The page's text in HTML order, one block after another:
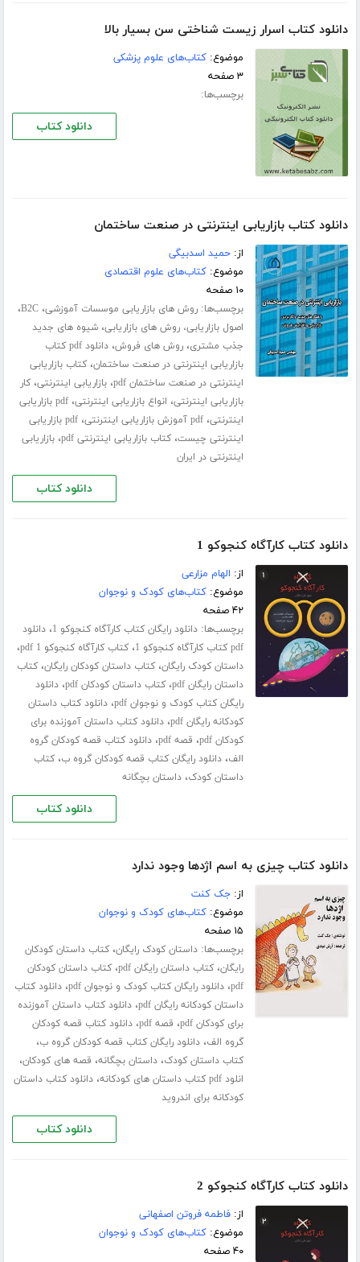
دانلود کتاب اسرار زیست شناختی سن بسیار بالا
موضوع:کتاب‌های علوم پزشکی
۳ صفحه
برچسب‌ها:
دانلود کتاب
دانلود کتاب بازاریابی اینترنتی در صنعت ساختمان
از:حمید اسدبیگی
موضوع:کتاب‌های علوم اقتصادی
۱۰ صفحه
برچسب‌ها:روش های بازاریابی موسسات آموزشی،B2C،
اصول بازاریابی، روش های بازاریابی،شیوه های جدید
جذب مشتری،روش های فروش،
دانلود pdf کتاب
بازاریابی اینترنتی در صنعت ساختمان،کتاب بازاریابی
اینترنتی در صنعت ساختمان pdf
،بازاریابی اینترنتی،کار
بازاریابی اینترنتی، انواع بازاریابی اینترنتی،
pdf بازاریابی
اینترنتی،pdf آموزش بازاریابی اینترنتی ،
pdf بازاریابی
اینترنتی چیست،کتاب بازاریابی اینترنتی pdf ،بازاریابی
اینترنتی در ایران
دانلود کتاب
دانلود کتاب کارآگاه کنجوکو 1
از: الهام مزارعی
موضوع:کتاب‌های کودک و نوجوان
۴۲ صفحه
برچسب‌ها:دانلود رایگان کتاب کارآگاه کنجوکو 1 ،دانلود
pdf کتاب کارآگاه کنجوکو 1
،کتاب کارآگاه کنجوکو 1 pdf ،
داستان کودک رایگان،کتاب داستان کودکان رایگان،کتاب
داستان رایگان pdf
،کتاب داستان کودکان pdf ،دانلود
رایگان کتاب کودک و نوجوان pdf
،دانلود کتاب داستان
کودکانه رایگان pdf
،دانلود کتاب داستان آموزنده برای
کودکان pdf
، قصه pdf ،دانلود کتاب قصه کودکان گروه
الف،دانلود رایگان کتاب قصه کودکان گروه ب،کتاب
داستان کودک،داستان بچگانه
دانلود کتاب
دانلود کتاب چیزی به اسم اژدها وجود ندارد
از:جک کنت
موضوع:کتاب‌های کودک و نوجوان
۱۵ صفحه
برچسب‌ها:داستان کودک رایگان،کتاب داستان کودکان
رایگان،کتاب داستان رایگان pdf ،کتاب داستان کودکان
pdf،دانلود رایگان کتاب کودک و نوجوان pdf ،دانلود کتاب
داستان کودکانه رایگان pdf
،دانلود کتاب داستان آموزنده
برای کودکان pdf
، قصه pdf ،دانلود کتاب قصه کودکان
گروه الف،دانلود رایگان کتاب قصه کودکان گروه ب،
کتاب داستان کودک،داستان بچگانه، قصه های کودکان،
انلود pdf کتاب داستان های کودکانه ،دانلود کتاب داستان
کودکانه برای اندروید
دانلود کتاب
دانلود کتاب کارآگاه کنجوکو 2
از:فاطمه فروتن اصفهانی
موضوع:کتاب‌های کودک و نوجوان
۴۰ صفحه